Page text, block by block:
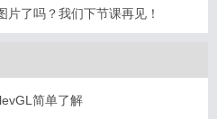
片了吗？我们下节课再见！
简单了解